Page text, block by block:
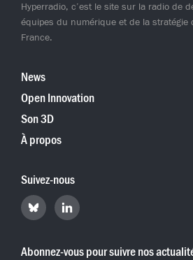
Hyperradio, c’est le site sur la radio de
équipes du numérique et de la stratégie
France.
News
Open Innovation
Son 3D
À propos
Suivez-nous
Retrouvez
Hyperradio
Bluesky
Retrouvez
Hyperradio
LinkedIn
Abonnez-vous pour suivre nos